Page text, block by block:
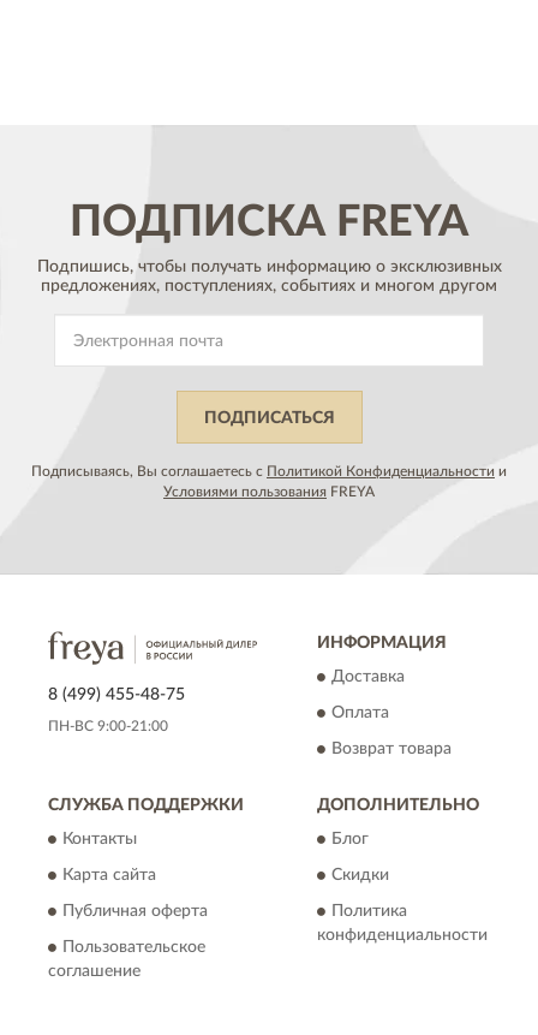
ПОДПИСКА FREYA
Подпишись, чтобы получать информацию о эксклюзивных
предложениях, поступлениях, событиях и многом другом
ПОДПИСАТЬСЯ
Подписываясь, Вы соглашаетесь с Политикой Конфиденциальности и
Условиями пользования FREYA
8 (499) 455-48-75
ПН-ВС 9:00-21:00
ИНФОРМАЦИЯ
Доставка
Оплата
Возврат товара
СЛУЖБА ПОДДЕРЖКИ
Контакты
Карта сайта
Публичная оферта
Пользовательское
соглашение
ДОПОЛНИТЕЛЬНО
Блог
Скидки
Политика
конфиденциальности